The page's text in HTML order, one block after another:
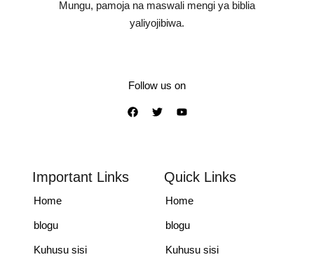
Mungu, pamoja na maswali mengi ya biblia
yaliyojibiwa.
Follow us on
Important Links
Home
blogu
Kuhusu sisi
Quick Links
Home
blogu
Kuhusu sisi